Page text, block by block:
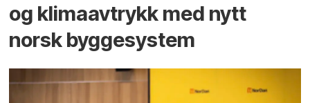
og klima­avtrykk med nytt
norsk bygge­system